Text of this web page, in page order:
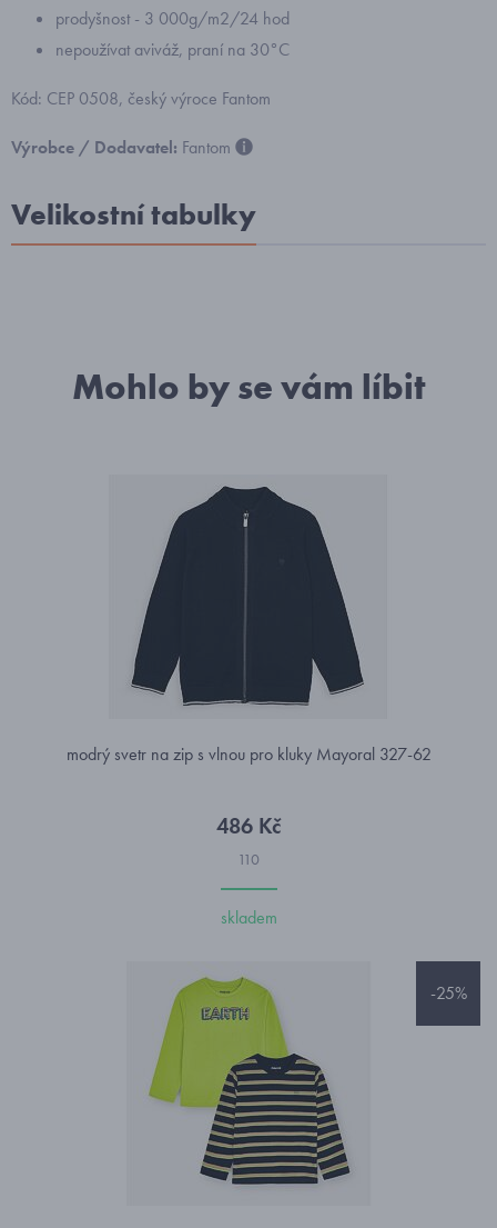
prodyšnost - 3 000g/m2/24 hod
nepoužívat aviváž, praní na 30°C
Kód: CEP 0508, český výroce Fantom
Výrobce / Dodavatel: Fantom
Velikostní tabulky
Mohlo by se vám líbit
modrý svetr na zip s vlnou pro kluky Mayoral 327-62
486 Kč
110
skladem
-25%